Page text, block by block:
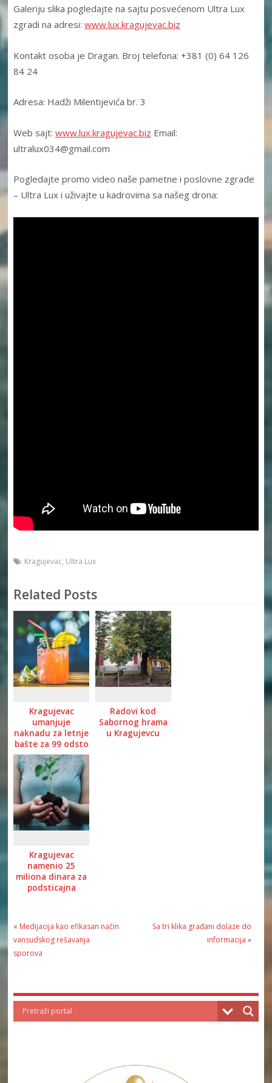
Galeriju slika pogledajte na sajtu posvećenom Ultra Lux
zgradi na adresi: www.lux.kragujevac.biz
Kontakt osoba je Dragan. Broj telefona: +381 (0) 64 126
84 24
Adresa: Hadži Milentijevića br. 3
Web sajt: www.lux.kragujevac.biz Email:
ultralux034@gmail.com
Pogledajte promo video naše pametne i poslovne zgrade
– Ultra Lux i uživajte u kadrovima sa našeg drona:
Kragujevac, Ultra Lux
Related Posts
Kragujevac
umanjuje
naknadu za letnje
bašte za 99 odsto
Radovi kod
Sabornog hrama
u Kragujevcu
Kragujevac
namenio 25
miliona dinara za
podsticajna
poljoprivrednicima
« Medijacija kao efikasan način
vansudskog rešavanja
sporova
Sa tri klika građani dolaze do
informacija »